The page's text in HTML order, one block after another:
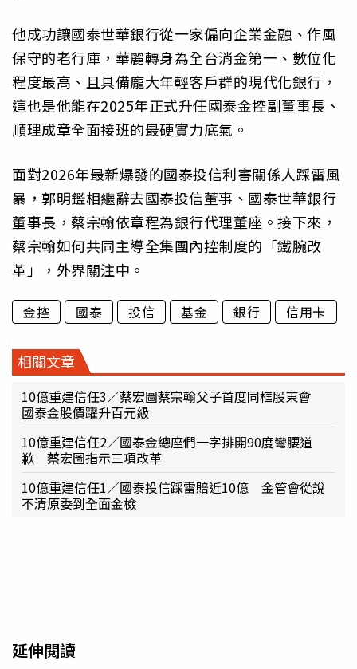
他成功讓國泰世華銀行從一家偏向企業金融、作風
保守的老行庫，華麗轉身為全台消金第一、數位化
程度最高、且具備龐大年輕客戶群的現代化銀行，
這也是他能在2025年正式升任國泰金控副董事長、
順理成章全面接班的最硬實力底氣。
面對2026年最新爆發的國泰投信利害關係人踩雷風
暴，郭明鑑相繼辭去國泰投信董事、國泰世華銀行
董事長，蔡宗翰依章程為銀行代理董座。接下來，
蔡宗翰如何共同主導全集團內控制度的「鐵腕改
革」，外界關注中。
金控 國泰 投信 基金 銀行 信用卡
相關文章
10億重建信任3／蔡宏圖蔡宗翰父子首度同框股東會
國泰金股價躍升百元級
10億重建信任2／國泰金總座們一字排開90度彎腰道
歉 蔡宏圖指示三項改革
10億重建信任1／國泰投信踩雷賠近10億 金管會從說
不清原委到全面金檢
延伸閱讀